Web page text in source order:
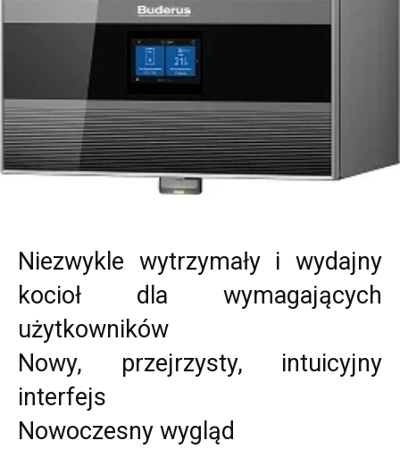
Niezwykle wytrzymały i wydajny
kocioł dla wymagających
użytkowników
Nowy, przejrzysty, intuicyjny
interfejs
Nowoczesny wygląd